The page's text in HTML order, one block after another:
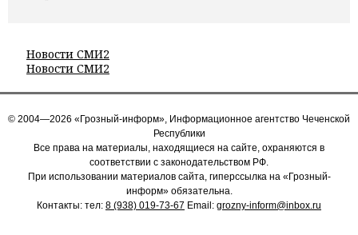
Новости СМИ2
Новости СМИ2
© 2004—2026 «Грозный-информ», Информационное агентство Чеченской
Республики
Все права на материалы, находящиеся на сайте, охраняются в
соответствии с законодательством РФ.
При использовании материалов сайта, гиперссылка на «Грозный-
информ» обязательна.
Контакты: тел: 8 (938) 019-73-67 Email: grozny-inform@inbox.ru